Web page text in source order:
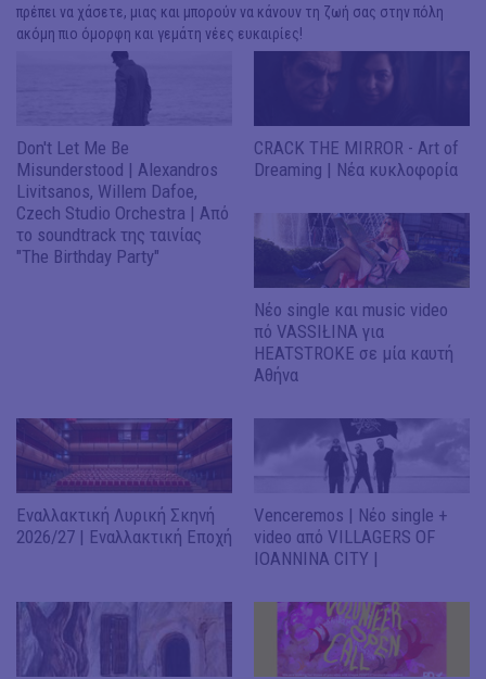
πρέπει να χάσετε, μιας και μπορούν να κάνουν τη ζωή σας στην πόλη
ακόμη πιο όμορφη και γεμάτη νέες ευκαιρίες!
Don't Let Me Be
Misunderstood | Alexandros
Livitsanos, Willem Dafoe,
Czech Studio Orchestra | Από
το soundtrack της ταινίας
"The Birthday Party"
CRACK THE MIRROR - Art of
Dreaming | Νέα κυκλοφορία
Νέο single και music video
πό VASSIŁINA για
HEATSTROKE σε μία καυτή
Αθήνα
Εναλλακτική Λυρική Σκηνή
2026/27 | Εναλλακτική Εποχή
Venceremos | Νέο single +
video από VILLAGERS OF
IOANNINA CITY |